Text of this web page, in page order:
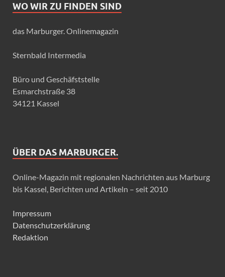
WO WIR ZU FINDEN SIND
das Marburger. Onlinemagazin
Sternbald Intermedia
Büro und Geschäfststelle
Esmarchstraße 38
34121 Kassel
ÜBER DAS MARBURGER.
Online-Magazin mit regionalen Nachrichten aus Marburg
bis Kassel, Berichten und Artikeln – seit 2010
Impressum
Datenschutzerklärung
Redaktion